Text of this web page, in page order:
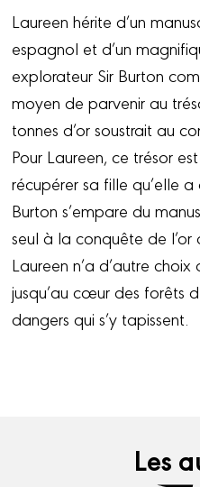
Laureen hérite d’un
espagnol et d’un
explorateur Sir Burton
moyen de parvenir au
tonnes d’or soustrait au
Pour Laureen, ce trésor
récupérer sa fille qu’elle
Burton s’empare du
seul à la conquête de l’or
Laureen n’a d’autre
jusqu’au cœur des forêts
dangers qui s’y tapissent.
Les